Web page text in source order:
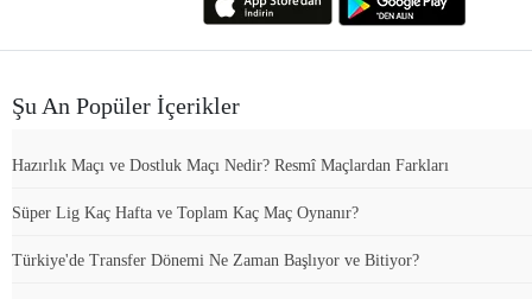
Şu An Popüler İçerikler
Hazırlık Maçı ve Dostluk Maçı Nedir? Resmî Maçlardan Farkları
Süper Lig Kaç Hafta ve Toplam Kaç Maç Oynanır?
Türkiye'de Transfer Dönemi Ne Zaman Başlıyor ve Bitiyor?